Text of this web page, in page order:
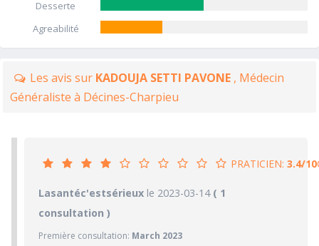
Desserte
Agreabilité
Les avis sur KADOUJA SETTI PAVONE , Médecin
Généraliste à Décines-Charpieu
PRATICIEN: 3.4/10
PRATICIEN3.4/10
4/10 Confiance accordée
3/10 Sympathie
Lasantéc'estsérieux le 2023-03-14 ( 1
consultation )
Première consultation: March 2023